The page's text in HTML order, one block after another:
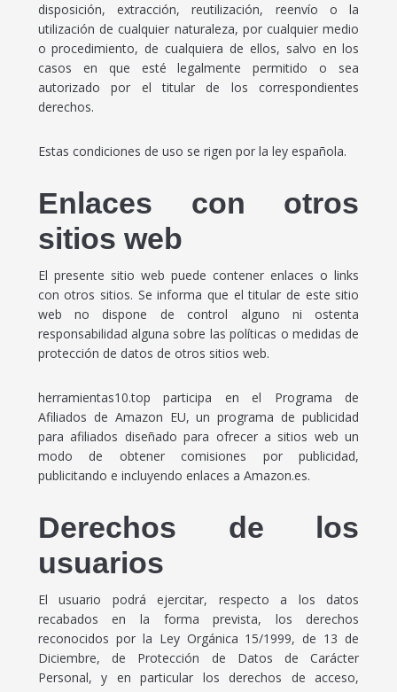
disposición, extracción, reutilización, reenvío o la
utilización de cualquier naturaleza, por cualquier medio
o procedimiento, de cualquiera de ellos, salvo en los
casos en que esté legalmente permitido o sea
autorizado por el titular de los correspondientes
derechos.
Estas condiciones de uso se rigen por la ley española.
Enlaces con otros
sitios web
El presente sitio web puede contener enlaces o links
con otros sitios. Se informa que el titular de este sitio
web no dispone de control alguno ni ostenta
responsabilidad alguna sobre las políticas o medidas de
protección de datos de otros sitios web.
herramientas10.top participa en el Programa de
Afiliados de Amazon EU, un programa de publicidad
para afiliados diseñado para ofrecer a sitios web un
modo de obtener comisiones por publicidad,
publicitando e incluyendo enlaces a Amazon.es.
Derechos de los
usuarios
El usuario podrá ejercitar, respecto a los datos
recabados en la forma prevista, los derechos
reconocidos por la Ley Orgánica 15/1999, de 13 de
Diciembre, de Protección de Datos de Carácter
Personal, y en particular los derechos de acceso,